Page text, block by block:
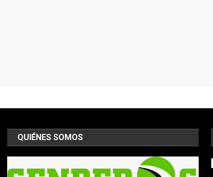
QUIÉNES SOMOS